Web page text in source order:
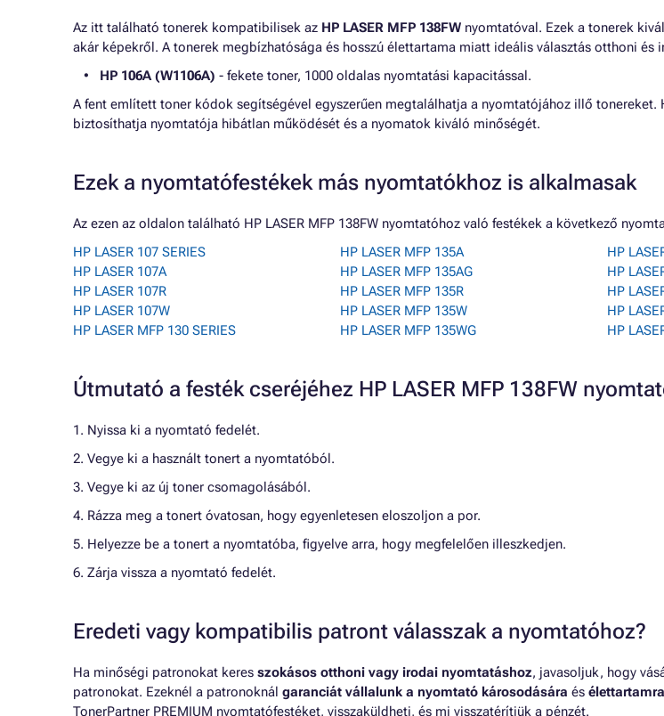
Az itt található tonerek kompatibilisek az HP LASER MFP 138FW nyomtatóval. Ezek a tonerek
akár képekről. A tonerek megbízhatósága és hosszú élettartama miatt ideális választás otthoni és
HP 106A (W1106A) - fekete toner, 1000 oldalas nyomtatási kapacitással.
A fent említett toner kódok segítségével egyszerűen megtalálhatja a nyomtatójához illő
biztosíthatja nyomtatója hibátlan működését és a nyomatok kiváló minőségét.
Ezek a nyomtatófestékek más nyomtatókhoz is alkalmasak
Az ezen az oldalon található HP LASER MFP 138FW nyomtatóhoz való festékek a következő
HP LASER 107 SERIES
HP LASER 107A
HP LASER 107R
HP LASER 107W
HP LASER MFP 130 SERIES
HP LASER MFP 135A
HP LASER MFP 135AG
HP LASER MFP 135R
HP LASER MFP 135W
HP LASER MFP 135WG
HP
HP
HP
HP
HP
Útmutató a festék cseréjéhez HP LASER MFP 138FW
1. Nyissa ki a nyomtató fedelét.
2. Vegye ki a használt tonert a nyomtatóból.
3. Vegye ki az új toner csomagolásából.
4. Rázza meg a tonert óvatosan, hogy egyenletesen eloszoljon a por.
5. Helyezze be a tonert a nyomtatóba, figyelve arra, hogy megfelelően illeszkedjen.
6. Zárja vissza a nyomtató fedelét.
Eredeti vagy kompatibilis patront válasszak a nyomtatóhoz?
Ha minőségi patronokat keres szokásos otthoni vagy irodai nyomtatáshoz, javasoljuk, hogy
patronokat. Ezeknél a patronoknál garanciát vállalunk a nyomtató károsodására és
TonerPartner PREMIUM nyomtatófestéket, visszaküldheti, és mi visszatérítjük a pénzét.